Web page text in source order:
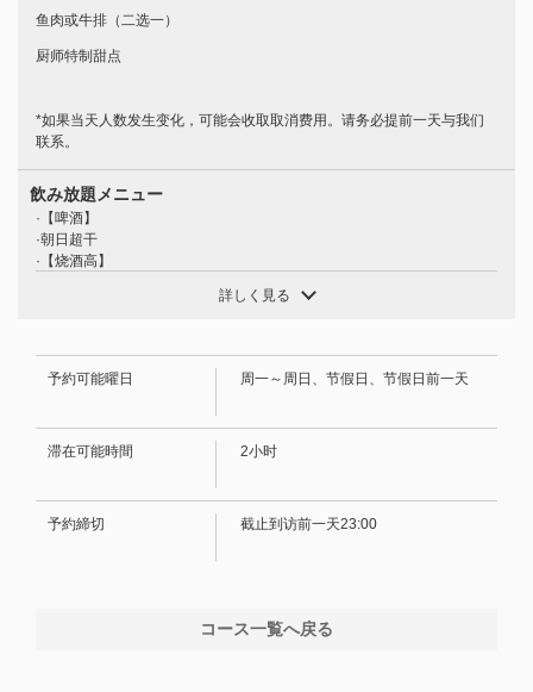
鱼肉或牛排（二选一）
厨师特制甜点
*如果当天人数发生变化，可能会收取取消费用。请务必提前一天与我们
联系。
飲み放題メニュー
·【啤酒】
·朝日超干
·【烧酒高】
・酒杯：（红色和白色）桑格利亚酒也有售！
·【果酒】
姜、加水、加热水）
·【鸡尾酒】
利橙、毛茸茸的脐橙、桃子乌龙等。
・Jurokuya・Oranger・Sunset Orange・Southern Brewers・Pine
詳しく見る
予約可能曜日 周一～周日、节假日、节假日前一天
滞在可能時間 2小时
予約締切 截止到访前一天23:00
コース一覧へ戻る
120分钟畅饮，共9道菜，4000日元 | HARUNA 食べ飲み放
題
https://0899138867.owst.jp/courses/7228962
お店情報をコピー